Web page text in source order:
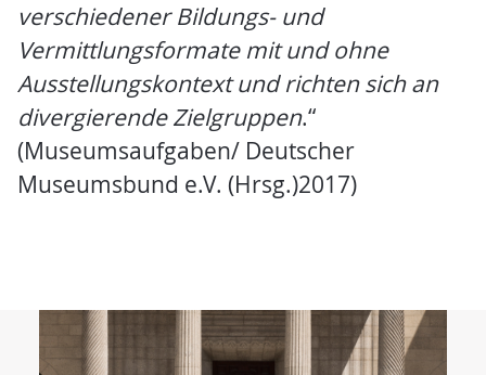
verschiedener Bildungs- und
Vermittlungsformate mit und ohne
Ausstellungskontext und richten sich an
divergierende Zielgruppen.“
(Museumsaufgaben/ Deutscher
Museumsbund e.V. (Hrsg.)2017)